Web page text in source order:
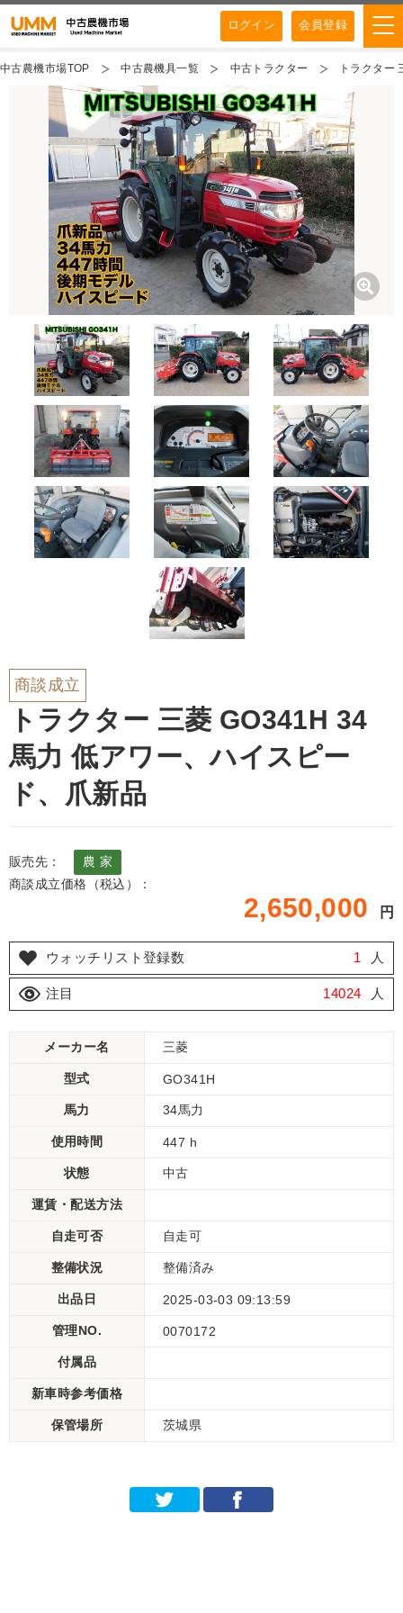
ログイン 会員登録
中古農機市場TOP 中古農機具一覧 中古トラクター トラクター
商談成立
トラクター 三菱 GO341H 34
馬力 低アワー、ハイスピー
ド、爪新品
販売先：
農 家
商談成立価格（税込）：
2,650,000 円
ウォッチリスト登録数 1 人
注目 14024 人
メーカー名 三菱
型式 GO341H
馬力 34馬力
使用時間 447 h
状態 中古
運賃・配送方法
自走可否 自走可
整備状況 整備済み
出品日 2025-03-03 09:13:59
管理NO. 0070172
付属品
新車時参考価格
保管場所 茨城県